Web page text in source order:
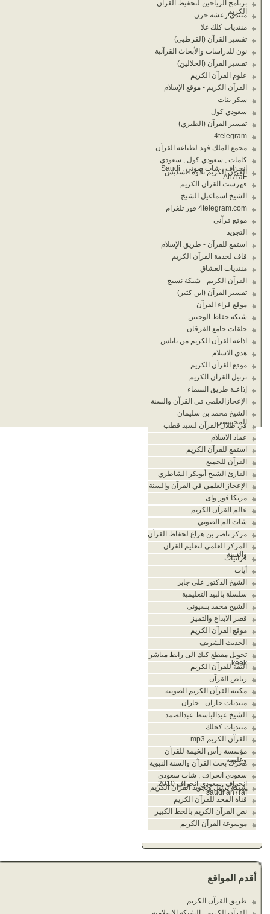
برنامج الرياحين لتحفيظ القران
الكريم
منتدى رعشة حزن
منتديات كلك غلا
تفسير القرآن (القرطبي)
نون للدراسات والأبحاث القرآنية
تفسير القرآن (الجلالين)
علوم القرآن الكريم
القرآن الكريم - موقع الإسلام
سكر بنات
سعودي كول
تفسير القرآن (الطبري)
4telegram
مجمع الملك فهد لطباعة القرآن
كامات , سعودي كول , سعودي
انحراف , شات صوتي , Saudi
An7raF
القرآن الكريم تلاوة السديس
فهرست القرآن الكريم
الشيخ اسماعيل الشيخ
4telegram.com فور تلغرام
موقع قرآني
التجويد
استمع للقرآن - طريق الإسلام
قاف لخدمة القرآن الكريم
منتديات العشاق
القرآن الكريم - شبكة نسيج
تفسير القرآن (ابن كثير)
موقع قراء القرآن
شبكة حفاظ الوحيين
حلقات جامع الفرقان
اذاعة القرآن الكريم من نابلس
هدي الاسلام
موقع القرآن الكريم
ترتيل القرآن الكريم
إذاعـة طريق السماء
الإعجازالعلمي في القرآن والسنة
الشيخ محمد بن سليمان
المحيسني
في ظلال القرآن لسيد قطب
عماد الاسلام
استمع للقرآن الكريم
القرآن للجميع
القارئ الشيخ أبوبكر الشاطري
الإعجاز العلمي في القرآن والسنة
مزيكا فور واى
عالم القرآن الكريم
شات الم الصوتي
مركز ناصر بن هزاع لحفاظ القرآن
المركز العلمي لتعليم القرآن
والسنة
قرآنيات
أيات
الشيخ الدكتور علي جابر
سلسلة بالبيد التعليمية
الشيخ محمد بسيونى
قصر الابداع والتميز
موقع القرآن الكريم
الحديث الشريف
تحويل مقطع كيك الى رابط مباشر
keek
الثقة للقرآن الكريم
رياض القرآن
مكتبة القرآن الكريم الصوتية
منتديات جازان - جازان
الشيخ عبدالباسط عبدالصمد
منتديات كحلك
القرآن الكريم mp3
مؤسسة رأس الخيمة للقرآن
وعلومه
محرك بحث القرآن والسنة النبوية
سعودي انحراف , شات سعودي
انحراف ,سعودي انحراف 2010,
saudi an7raf
شبكة ترتيل وتجويد القران الكريم
قناة المجد للقرآن الكريم
نص القرآن الكريم بالخط الكبير
موسوعة القرآن الكريم
أقدم المواقع
طريق القرآن الكريم